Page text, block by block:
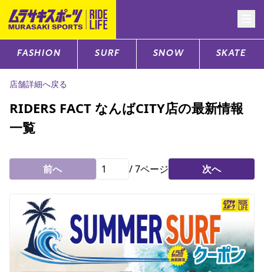
CATEGORY
スノーTOP
CONTENTS SUPPORT
FASHION SURF SNOW SKATE
店舗詳細へ戻る
RIDERS FACT なんばCITY店の最新情報
一覧
前へ /7ページ 次へ